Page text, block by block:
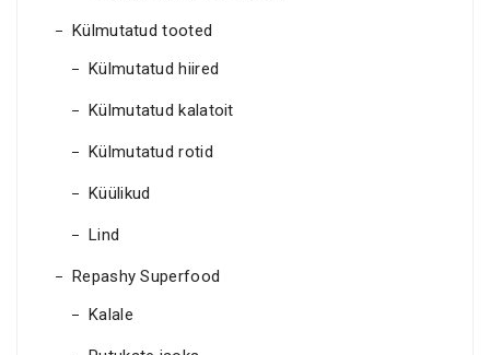
Külmutatud tooted
Külmutatud hiired
Külmutatud kalatoit
Külmutatud rotid
Küülikud
Lind
Repashy Superfood
Kalale